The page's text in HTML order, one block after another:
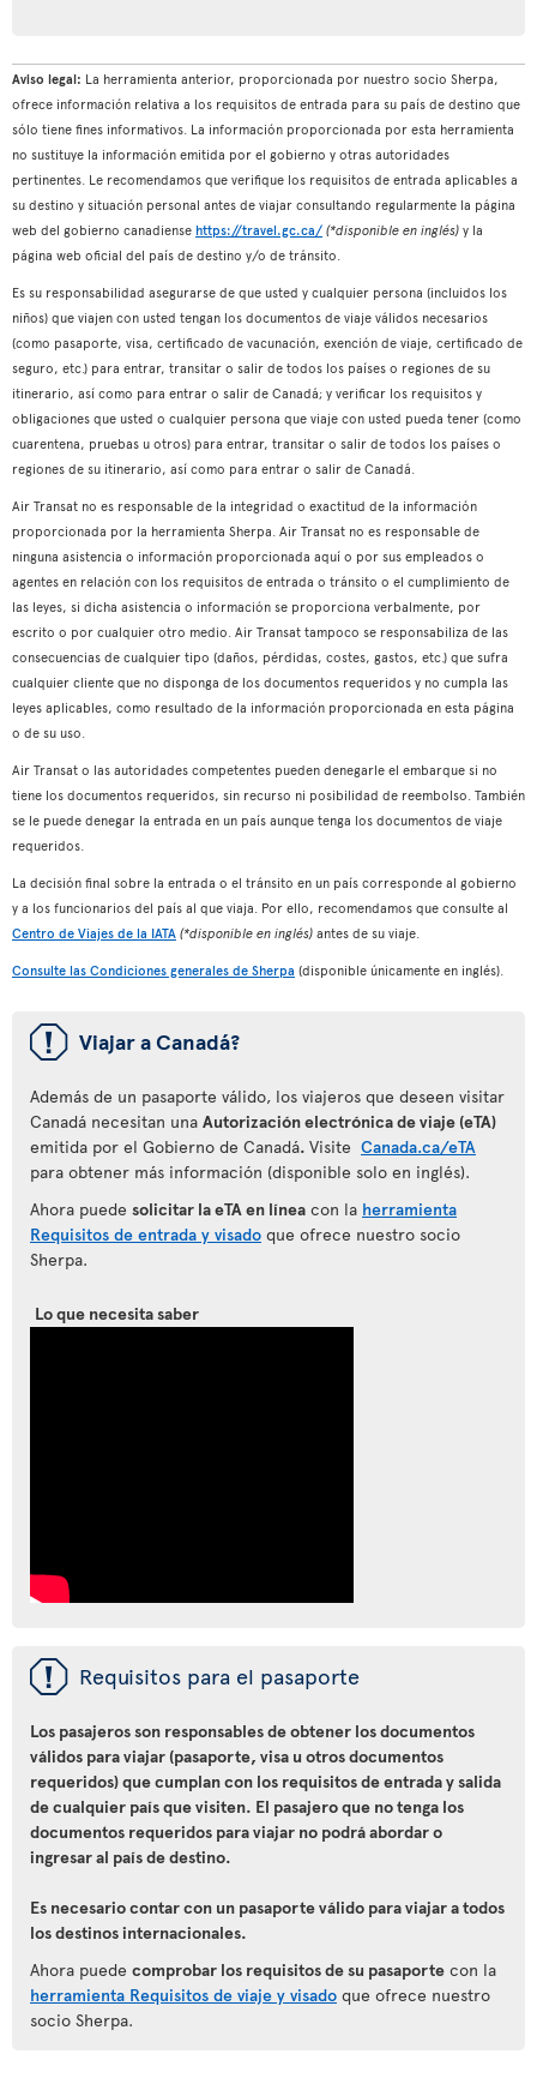
Aviso legal: La herramienta anterior, proporcionada por nuestro socio Sherpa,
ofrece información relativa a los requisitos de entrada para su país de destino que
sólo tiene fines informativos. La información proporcionada por esta herramienta
no sustituye la información emitida por el gobierno y otras autoridades
pertinentes. Le recomendamos que verifique los requisitos de entrada aplicables a
su destino y situación personal antes de viajar consultando regularmente la página
web del gobierno canadiense https://travel.gc.ca/ (*disponible en inglés) y la
página web oficial del país de destino y/o de tránsito.
Es su responsabilidad asegurarse de que usted y cualquier persona (incluidos los
niños) que viajen con usted tengan los documentos de viaje válidos necesarios
(como pasaporte, visa, certificado de vacunación, exención de viaje, certificado de
seguro, etc.) para entrar, transitar o salir de todos los países o regiones de su
itinerario, así como para entrar o salir de Canadá; y verificar los requisitos y
obligaciones que usted o cualquier persona que viaje con usted pueda tener (como
cuarentena, pruebas u otros) para entrar, transitar o salir de todos los países o
regiones de su itinerario, así como para entrar o salir de Canadá.
Air Transat no es responsable de la integridad o exactitud de la información
proporcionada por la herramienta Sherpa. Air Transat no es responsable de
ninguna asistencia o información proporcionada aquí o por sus empleados o
agentes en relación con los requisitos de entrada o tránsito o el cumplimiento de
las leyes, si dicha asistencia o información se proporciona verbalmente, por
escrito o por cualquier otro medio. Air Transat tampoco se responsabiliza de las
consecuencias de cualquier tipo (daños, pérdidas, costes, gastos, etc.) que sufra
cualquier cliente que no disponga de los documentos requeridos y no cumpla las
leyes aplicables, como resultado de la información proporcionada en esta página
o de su uso.
Air Transat o las autoridades competentes pueden denegarle el embarque si no
tiene los documentos requeridos, sin recurso ni posibilidad de reembolso. También
se le puede denegar la entrada en un país aunque tenga los documentos de viaje
requeridos.
La decisión final sobre la entrada o el tránsito en un país corresponde al gobierno
y a los funcionarios del país al que viaja. Por ello, recomendamos que consulte al
Centro de Viajes de la IATA (*disponible en inglés) antes de su viaje.
Consulte las Condiciones generales de Sherpa (disponible únicamente en inglés).
ü Viajar a Canadá?
Además de un pasaporte válido, los viajeros que deseen visitar
Canadá necesitan una Autorización electrónica de viaje (eTA)
emitida por el Gobierno de Canadá. Visite Canada.ca/eTA
para obtener más información (disponible solo en inglés).
Ahora puede solicitar la eTA en línea con la herramienta
Requisitos de entrada y visado que ofrece nuestro socio
Sherpa.
Lo que necesita saber
ü Requisitos para el pasaporte
Los pasajeros son responsables de obtener los documentos
válidos para viajar (pasaporte, visa u otros documentos
requeridos) que cumplan con los requisitos de entrada y salida
de cualquier país que visiten. El pasajero que no tenga los
documentos requeridos para viajar no podrá abordar o
ingresar al país de destino.
Es necesario contar con un pasaporte válido para viajar a todos
los destinos internacionales.
Ahora puede comprobar los requisitos de su pasaporte con la
herramienta Requisitos de viaje y visado que ofrece nuestro
socio Sherpa.